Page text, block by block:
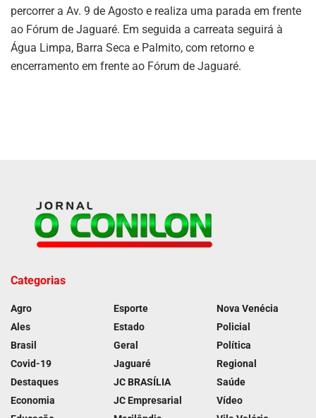
percorrer a Av. 9 de Agosto e realiza uma parada em frente
ao Fórum de Jaguaré. Em seguida a carreata seguirá à
Água Limpa, Barra Seca e Palmito, com retorno e
encerramento em frente ao Fórum de Jaguaré.
Categorias
Agro
Ales
Brasil
Covid-19
Destaques
Economia
Esporte
Estado
Geral
Jaguaré
JC BRASÍLIA
JC Empresarial
Nova Venécia
Policial
Política
Regional
Saúde
Vídeo